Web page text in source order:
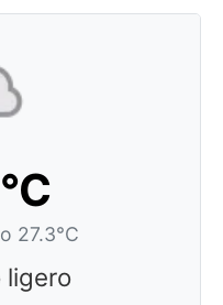
27.3°C
ligero